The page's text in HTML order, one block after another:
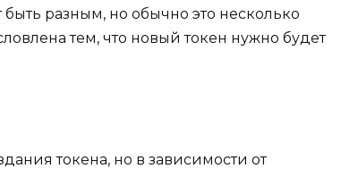
разным, но обычно это несколько
тем, что новый токен нужно будет
токена, но в зависимости от